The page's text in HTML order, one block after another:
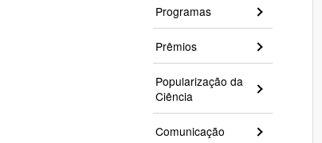
Programas
Prêmios
Popularização da
Ciência
Comunicação